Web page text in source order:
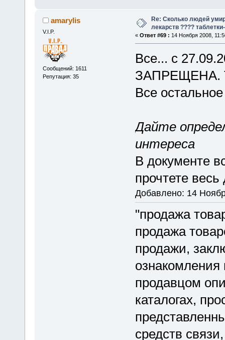
amarylis
V.I.P.
Сообщений: 1611
Репутация: 35
Re: Сколько людей
лекарств ????
« Ответ #69 : 14 Ноября 2008,
Все... с
ЗАПРЕЩЕНА.
Все
Дайте
интереса
В документе
прочтете
Добавлено: 14
"продажа
продажа
продажи,
продавцом
каталогах,
средств